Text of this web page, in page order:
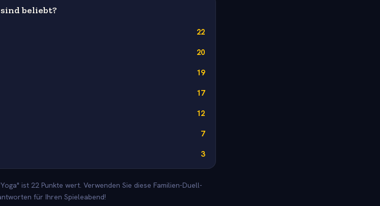
beliebt?
22
20
19
17
12
7
3
ist 22 Punkte wert. Verwenden Sie diese Familien-Duell-
für Ihren Spieleabend!